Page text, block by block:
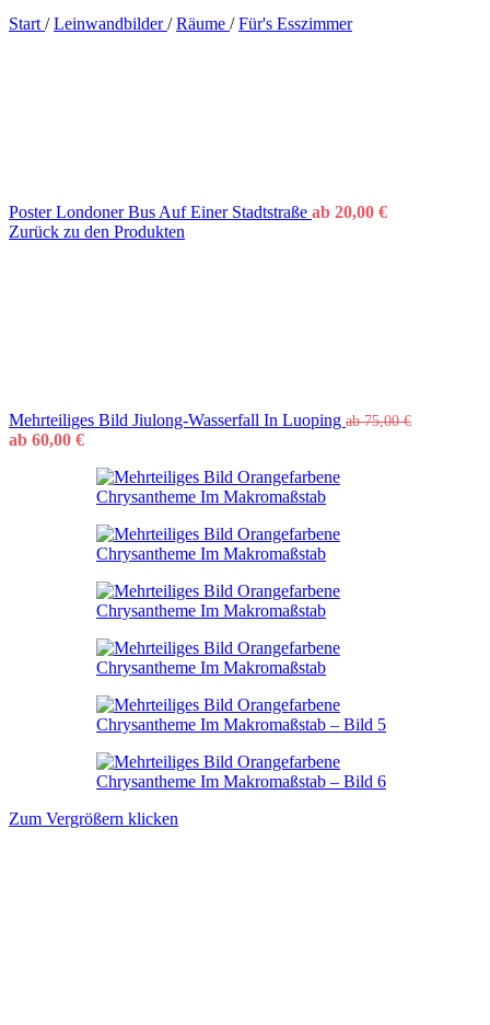
Start / Leinwandbilder/ Räume / Für's Esszimmer
Poster Londoner Bus Auf Einer Stadtstraße ab 20,00 €
Zurück zu den Produkten
Mehrteiliges Bild Jiulong-Wasserfall In Luoping ab75,00€
ab 60,00 €
Zum Vergrößern klicken